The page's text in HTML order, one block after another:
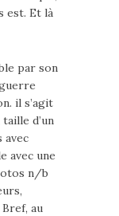
est. Et là
par son
il s’agit
d’un
avec
avec une
n/b
au